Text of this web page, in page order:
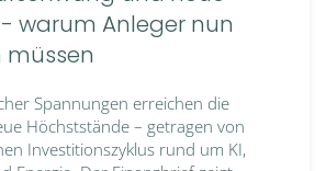
warum Anleger nun
Spannungen erreichen die
Höchststände – getragen von
Investitionszyklus rund um KI,